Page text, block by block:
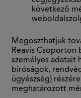
következő
Megoszthatjuk
Reavis Csoporton
személyes adatait
bíróságok,
ügyészség)
meghatározott